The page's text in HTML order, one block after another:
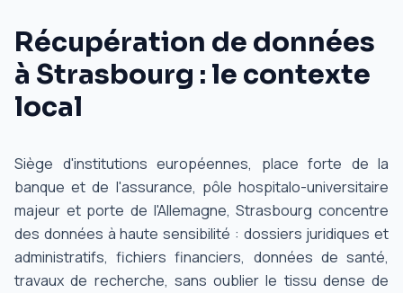
Récupération de données
à Strasbourg : le contexte
local
Siège d'institutions européennes, place forte de la
banque et de l'assurance, pôle hospitalo-universitaire
majeur et porte de l'Allemagne, Strasbourg concentre
des données à haute sensibilité : dossiers juridiques et
administratifs, fichiers financiers, données de santé,
travaux de recherche, sans oublier le tissu dense de